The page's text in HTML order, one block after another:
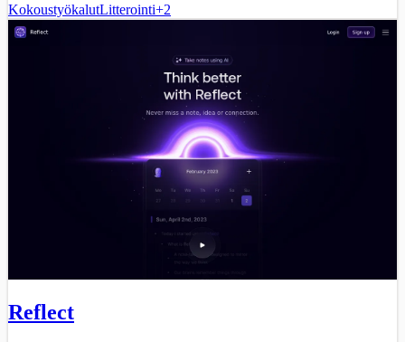
KokoustyökalutLitterointi+2
Reflect